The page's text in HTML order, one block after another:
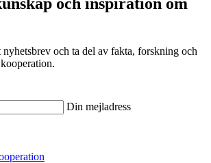
och ta del av fakta, forskning och
Din mejladress